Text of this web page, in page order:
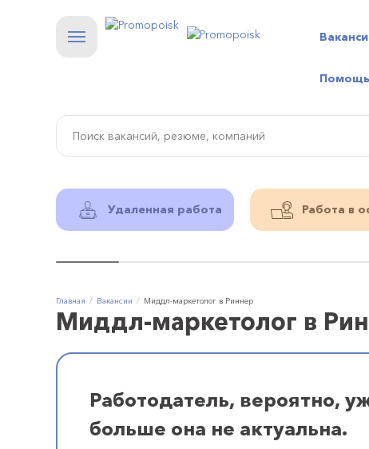
Помощь
Удаленная работа Работа в
Главная Вакансии Миддл-маркетолог в Риннер
Миддл-маркетолог в
Работодатель, вероятно,
больше она не актуальна.